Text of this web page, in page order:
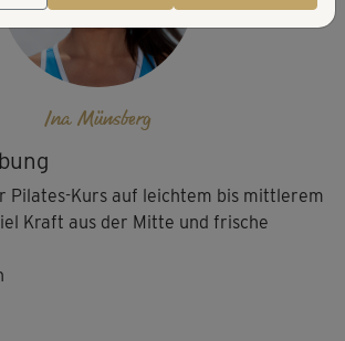
Pilates-Kurs auf leichtem bis mittlerem
Kraft aus der Mitte und frische
Ina Münsberg